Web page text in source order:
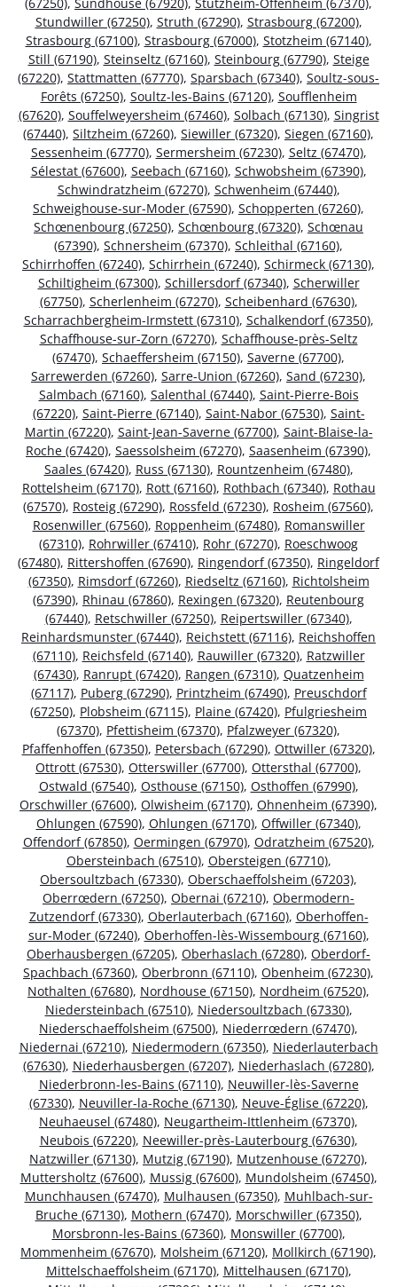
Stundwiller (67250), Struth (67290), Strasbourg (67200),
Strasbourg (67100), Strasbourg (67000), Stotzheim (67140),
Still (67190), Steinseltz (67160), Steinbourg (67790), Steige
(67220), Stattmatten (67770), Sparsbach (67340), Soultz-sous-
Forêts (67250), Soultz-les-Bains (67120), Soufflenheim
(67620), Souffelweyersheim (67460), Solbach (67130), Singrist
(67440), Siltzheim (67260), Siewiller (67320), Siegen (67160),
Sessenheim (67770), Sermersheim (67230), Seltz (67470),
Sélestat (67600), Seebach (67160), Schwobsheim (67390),
Schwindratzheim (67270), Schwenheim (67440),
Schweighouse-sur-Moder (67590), Schopperten (67260),
Schœnenbourg (67250), Schœnbourg (67320), Schœnau
(67390), Schnersheim (67370), Schleithal (67160),
Schirrhoffen (67240), Schirrhein (67240), Schirmeck (67130),
Schiltigheim (67300), Schillersdorf (67340), Scherwiller
(67750), Scherlenheim (67270), Scheibenhard (67630),
Scharrachbergheim-Irmstett (67310), Schalkendorf (67350),
Schaffhouse-sur-Zorn (67270), Schaffhouse-près-Seltz
(67470), Schaeffersheim (67150), Saverne (67700),
Sarrewerden (67260), Sarre-Union (67260), Sand (67230),
Salmbach (67160), Salenthal (67440), Saint-Pierre-Bois
(67220), Saint-Pierre (67140), Saint-Nabor (67530), Saint-
Martin (67220), Saint-Jean-Saverne (67700), Saint-Blaise-la-
Roche (67420), Saessolsheim (67270), Saasenheim (67390),
Saales (67420), Russ (67130), Rountzenheim (67480),
Rottelsheim (67170), Rott (67160), Rothbach (67340), Rothau
(67570), Rosteig (67290), Rossfeld (67230), Rosheim (67560),
Rosenwiller (67560), Roppenheim (67480), Romanswiller
(67310), Rohrwiller (67410), Rohr (67270), Roeschwoog
(67480), Rittershoffen (67690), Ringendorf (67350), Ringeldorf
(67350), Rimsdorf (67260), Riedseltz (67160), Richtolsheim
(67390), Rhinau (67860), Rexingen (67320), Reutenbourg
(67440), Retschwiller (67250), Reipertswiller (67340),
Reinhardsmunster (67440), Reichstett (67116), Reichshoffen
(67110), Reichsfeld (67140), Rauwiller (67320), Ratzwiller
(67430), Ranrupt (67420), Rangen (67310), Quatzenheim
(67117), Puberg (67290), Printzheim (67490), Preuschdorf
(67250), Plobsheim (67115), Plaine (67420), Pfulgriesheim
(67370), Pfettisheim (67370), Pfalzweyer (67320),
Pfaffenhoffen (67350), Petersbach (67290), Ottwiller (67320),
Ottrott (67530), Otterswiller (67700), Ottersthal (67700),
Ostwald (67540), Osthouse (67150), Osthoffen (67990),
Orschwiller (67600), Olwisheim (67170), Ohnenheim (67390),
Ohlungen (67590), Ohlungen (67170), Offwiller (67340),
Offendorf (67850), Oermingen (67970), Odratzheim (67520),
Obersteinbach (67510), Obersteigen (67710),
Obersoultzbach (67330), Oberschaeffolsheim (67203),
Oberrœdern (67250), Obernai (67210), Obermodern-
Zutzendorf (67330), Oberlauterbach (67160), Oberhoffen-
sur-Moder (67240), Oberhoffen-lès-Wissembourg (67160),
Oberhausbergen (67205), Oberhaslach (67280), Oberdorf-
Spachbach (67360), Oberbronn (67110), Obenheim (67230),
Nothalten (67680), Nordhouse (67150), Nordheim (67520),
Niedersteinbach (67510), Niedersoultzbach (67330),
Niederschaeffolsheim (67500), Niederrœdern (67470),
Niedernai (67210), Niedermodern (67350), Niederlauterbach
(67630), Niederhausbergen (67207), Niederhaslach (67280),
Niederbronn-les-Bains (67110), Neuwiller-lès-Saverne
(67330), Neuviller-la-Roche (67130), Neuve-Église (67220),
Neuhaeusel (67480), Neugartheim-Ittlenheim (67370),
Neubois (67220), Neewiller-près-Lauterbourg (67630),
Natzwiller (67130), Mutzig (67190), Mutzenhouse (67270),
Muttersholtz (67600), Mussig (67600), Mundolsheim (67450),
Munchhausen (67470), Mulhausen (67350), Muhlbach-sur-
Bruche (67130), Mothern (67470), Morschwiller (67350),
Morsbronn-les-Bains (67360), Monswiller (67700),
Mommenheim (67670), Molsheim (67120), Mollkirch (67190),
Mittelschaeffolsheim (67170), Mittelhausen (67170),